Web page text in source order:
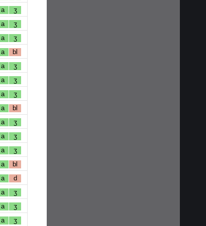
a ʒ
a ʒ
a ʒ
a bl
a ʒ
a ʒ
a ʒ
a bl
a ʒ
a ʒ
a ʒ
a bl
a d
a ʒ
a ʒ
a ʒ